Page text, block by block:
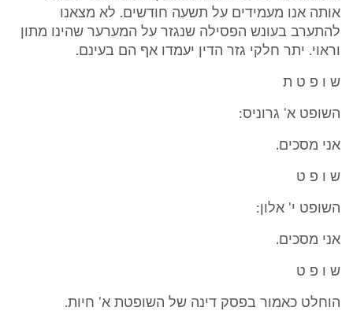
אותה אנו מעמידים על תשעה חודשים. לא מצאנו
להתערב בעונש הפסילה שנגזר על המערער שהינו מתון
וראוי. יתר חלקי גזר הדין יעמדו אף הם בעינם.
ש ו פ ט ת
השופט א' גרוניס:
אני מסכים.
ש ו פ ט
השופט י' אלון:
אני מסכים.
ש ו פ ט
הוחלט כאמור בפסק דינה של השופטת א' חיות.